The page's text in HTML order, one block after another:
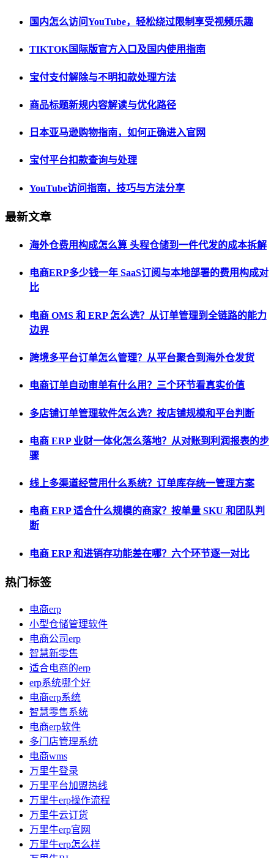
国内怎么访问YouTube，轻松绕过限制享受视频乐趣
TIKTOK国际版官方入口及国内使用指南
宝付支付解除与不明扣款处理方法
商品标题新规内容解读与优化路径
日本亚马逊购物指南，如何正确进入官网
宝付平台扣款查询与处理
YouTube访问指南，技巧与方法分享
最新文章
海外仓费用构成怎么算 头程仓储到一件代发的成本拆解
电商ERP多少钱一年 SaaS订阅与本地部署的费用构成对
比
电商 OMS 和 ERP 怎么选？从订单管理到全链路的能力
边界
跨境多平台订单怎么管理？从平台聚合到海外仓发货
电商订单自动审单有什么用？三个环节看真实价值
多店铺订单管理软件怎么选？按店铺规模和平台判断
电商 ERP 业财一体化怎么落地？从对账到利润报表的步
骤
线上多渠道经营用什么系统？订单库存统一管理方案
电商 ERP 适合什么规模的商家？按单量 SKU 和团队判
断
电商 ERP 和进销存功能差在哪？六个环节逐一对比
热门标签
电商erp
小型仓储管理软件
电商公司erp
智慧新零售
适合电商的erp
erp系统哪个好
电商erp系统
智慧零售系统
电商erp软件
多门店管理系统
电商wms
万里牛登录
万里平台加盟热线
万里牛erp操作流程
万里牛云订货
万里牛erp官网
万里牛erp怎么样